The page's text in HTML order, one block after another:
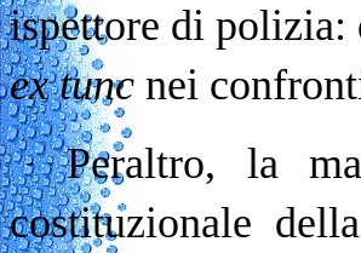
ispettore di polizia:
ex tunc nei
Peraltro, la
costituzionale